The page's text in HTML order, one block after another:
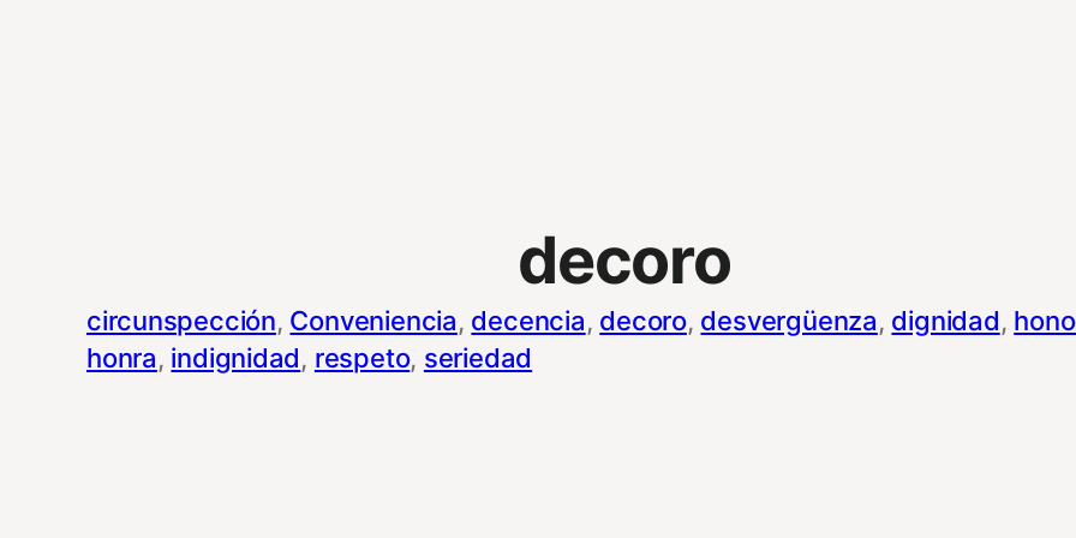
decoro
circunspección, Conveniencia, decencia, decoro, desvergüenza, dignidad,
honra, indignidad, respeto, seriedad